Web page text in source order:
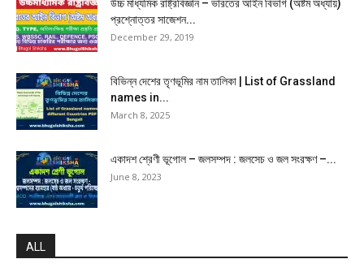
উচ্চ মাধ্যমিক রাষ্ট্রবিজ্ঞান – ভারতের আইন বিভাগ (অষ্টম অধ্যায়)
প্রশ্নোত্তর সাজেশন...
December 29, 2019
বিভিন্ন দেশের তৃণভূমির নাম তালিকা | List of Grassland
names in...
March 8, 2025
একাদশ শ্রেণী ভূগোল – জলসম্পদ : জলসেচ ও জল সংরক্ষণ –...
June 8, 2023
ALL